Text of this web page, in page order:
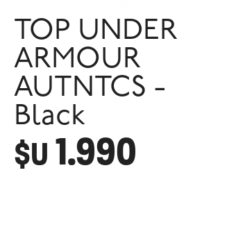
TOP UNDER
ARMOUR
AUTNTCS -
Black
$U 1.990